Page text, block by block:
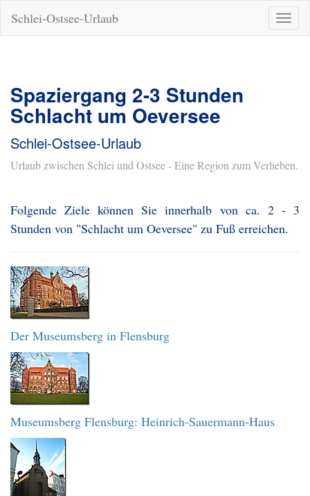
ein-/
Schlei-Ostsee-Urlaub
Spaziergang 2-3 Stunden
Schlacht um Oeversee
Schlei-Ostsee-Urlaub
Urlaub zwischen Schlei und Ostsee - Eine Region zum Verlieben.
Folgende Ziele können Sie innerhalb von ca. 2 - 3
Stunden von "Schlacht um Oeversee" zu Fuß erreichen.
Der Museumsberg in Flensburg
Museumsberg Flensburg: Heinrich-Sauermann-Haus